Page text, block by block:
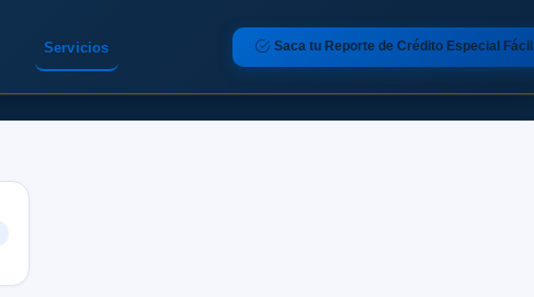
Servicios Saca tu Reporte de Crédito Especial Fácil